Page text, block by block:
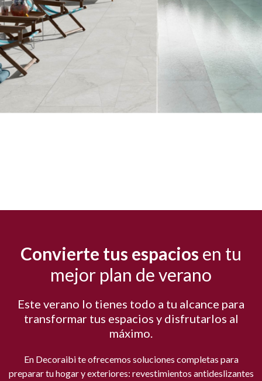
Convierte tus espacios en tu
mejor plan de verano
Este verano lo tienes todo a tu alcance para
transformar tus espacios y disfrutarlos al
máximo.
En Decoraibi te ofrecemos soluciones completas para
preparar tu hogar y exteriores: revestimientos antideslizantes